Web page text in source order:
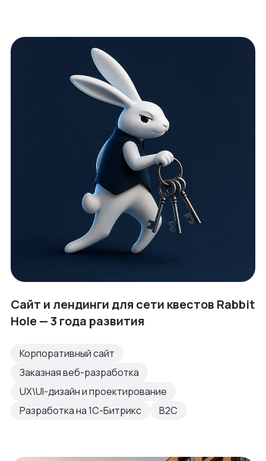
Сайт и лендинги для сети квестов Rabbit
Hole — 3 года развития
Корпоративный сайт
Заказная веб-разработка
UX\UI-дизайн и проектирование
Разработка на 1С-Битрикс
B2C